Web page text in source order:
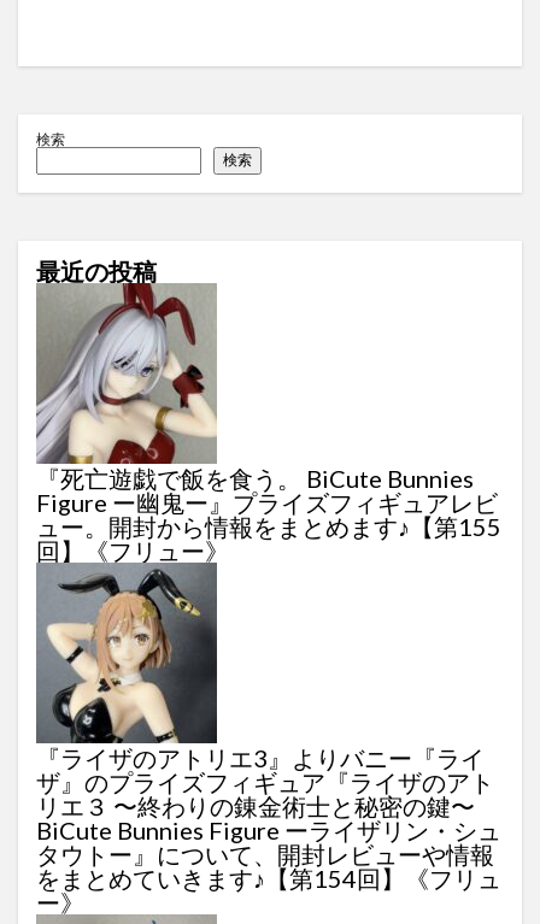
検索
検索
最近の投稿
『死亡遊戯で飯を食う。 BiCute Bunnies
Figure ー幽鬼ー』プライズフィギュアレビ
ュー。開封から情報をまとめます♪【第155
回】《フリュー》
『ライザのアトリエ3』よりバニー『ライ
ザ』のプライズフィギュア『ライザのアト
リエ３ 〜終わりの錬金術士と秘密の鍵〜
BiCute Bunnies Figure ーライザリン・シュ
タウトー』について、開封レビューや情報
をまとめていきます♪【第154回】《フリュ
ー》